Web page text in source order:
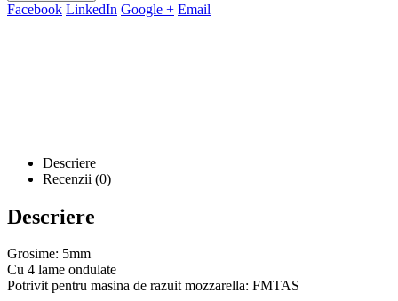
Facebook LinkedIn Google + Email
Descriere
Recenzii (0)
Descriere
Grosime: 5mm
Cu 4 lame ondulate
Potrivit pentru masina de razuit mozzarella: FMTAS